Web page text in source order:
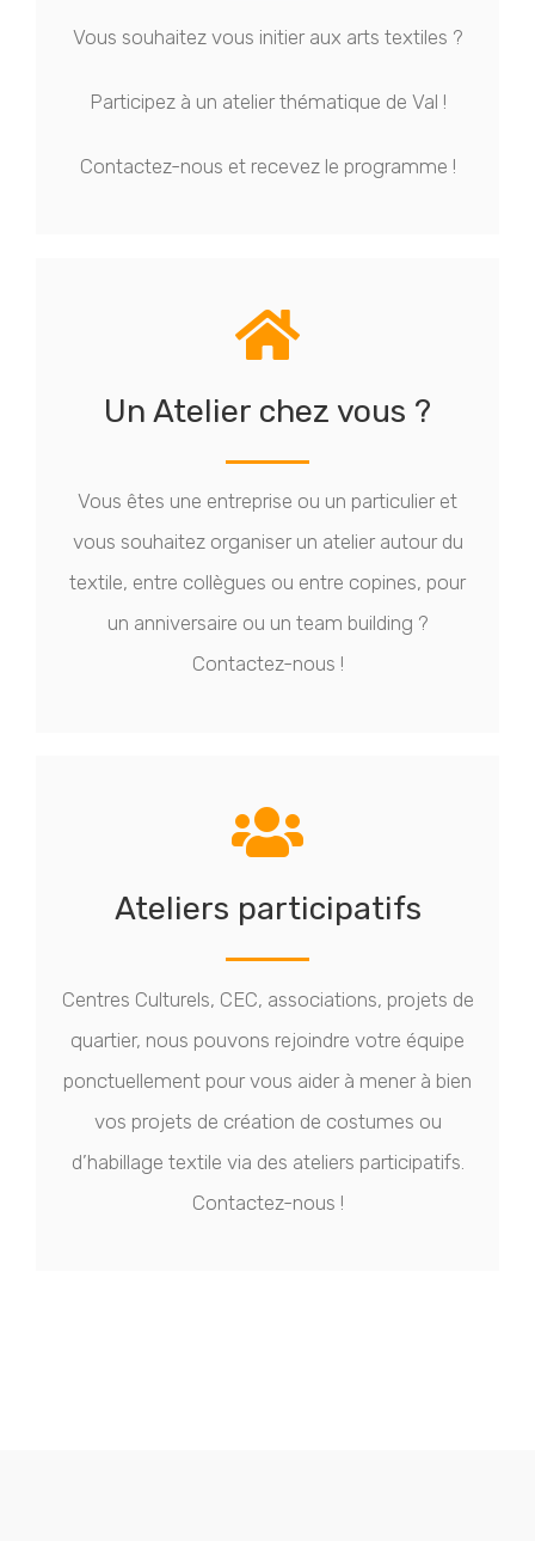
Vous souhaitez vous initier aux arts textiles ?
Participez à un atelier thématique de Val !
Contactez-nous et recevez le programme !
Un Atelier chez vous ?
Vous êtes une entreprise ou un particulier et
vous souhaitez organiser un atelier autour du
textile, entre collègues ou entre copines, pour
un anniversaire ou un team building ?
Contactez-nous !
Ateliers participatifs
Centres Culturels, CEC, associations, projets de
quartier, nous pouvons rejoindre votre équipe
ponctuellement pour vous aider à mener à bien
vos projets de création de costumes ou
d’habillage textile via des ateliers participatifs.
Contactez-nous !